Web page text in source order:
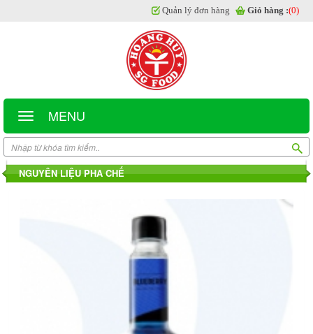
MENU
Quản lý đơn hàng Giỏ hàng :(0)
NGUYÊN LIỆU PHA CHẾ